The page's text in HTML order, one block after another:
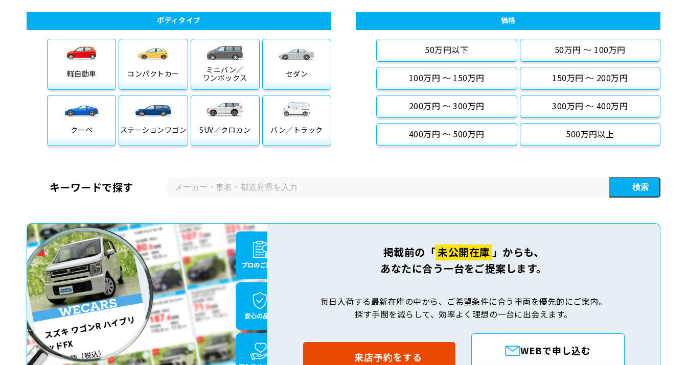
ボディタイプ
軽自動車 コンパクトカー
ミニバン／
ワンボックス
セダン
クーペ ステーションワゴン SUV／クロカン バン／ トラック
価格
50万円以下 50万円 〜 100万円
100万円 〜 150万円 150万円 〜 200万円
200万円 〜 300万円 300万円 〜 400万円
400万円 〜 500万円 500万円以上
キーワードで探す 検索
掲載前の「未公開在庫 」からも、
あなたに合う一台をご提案します。
毎日入荷する最新在庫の中から、ご希望条件に合う車両を優先的にご案内。
探す手間を減らして、効率よく理想の一台に出会えます。
来店予約をする
WEBで申し込む